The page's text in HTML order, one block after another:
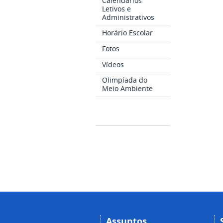
Letivos e
Administrativos
Horário Escolar
Fotos
Vídeos
Olimpíada do
Meio Ambiente